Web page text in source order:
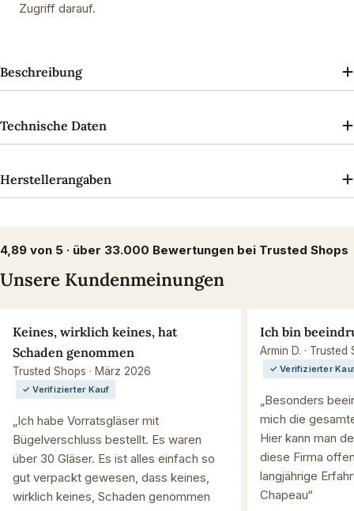
Zugriff darauf.
Beschreibung
Technische Daten
Herstellerangaben
4,89 von 5 · über 33.000 Bewertungen bei Trusted Shops
Unsere Kundenmeinungen
Keines, wirklich keines, hat
Schaden genommen
Trusted Shops · März 2026
✓ Verifizierter Kauf
„Ich habe Vorratsgläser mit
Bügelverschluss bestellt. Es waren
über 30 Gläser. Es ist alles einfach so
gut verpackt gewesen, dass keines,
wirklich keines, Schaden genommen
Ich bin
Armin D. · Trusted
✓ Verifizierter
„Besonders
mich die
Hier kann man
diese Firma
langjährige
Chapeau“